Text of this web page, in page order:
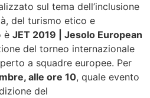
sul tema dell’inclusione
del turismo etico e
è JET 2019 | Jesolo European
del torneo internazionale
a squadre europee. Per
alle ore 10, quale evento
del